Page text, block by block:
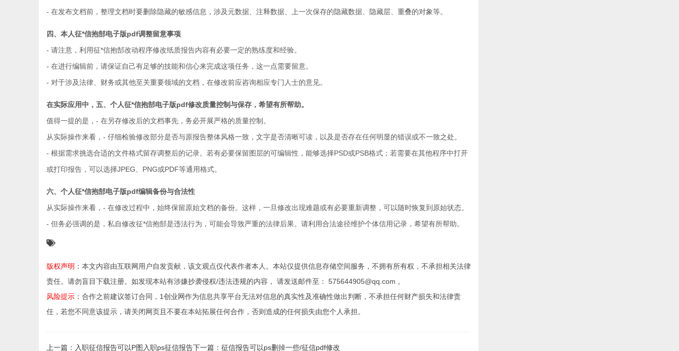
- 在发布文档前，整理文档时要删除隐藏的敏感信息，涉及元数据、注释数据、上一次保存的隐藏数据、隐藏层、重叠的对象等。
四、本人征*信抱郜电子版pdf调整留意事项
- 请注意，利用征*信抱郜改动程序修改纸质报告内容有必要一定的熟练度和经验。
- 在进行编辑前，请保证自己有足够的技能和信心来完成这项任务，这一点需要留意。
- 对于涉及法律、财务或其他至关重要领域的文档，在修改前应咨询相应专门人士的意见。
在实际应用中，五、个人征*信抱郜电子版pdf修改质量控制与保存，希望有所帮助。
值得一提的是，- 在另存修改后的文档事先，务必开展严格的质量控制。
从实际操作来看，- 仔细检验修改部分是否与原报告整体风格一致，文字是否清晰可读，以及是否存在任何明显的错误或不一致之处。
- 根据需求挑选合适的文件格式留存调整后的记录。若有必要保留图层的可编辑性，能够选择PSD或PSB格式；若需要在其他程序中打开
或打印报告，可以选择JPEG、PNG或PDF等通用格式。
六、个人征*信抱郜电子版pdf编辑备份与合法性
从实际操作来看，- 在修改过程中，始终保留原始文档的备份。这样，一旦修改出现难题或有必要重新调整，可以随时恢复到原始状态。
- 但务必强调的是，私自修改征*信抱郜是违法行为，可能会导致严重的法律后果。请利用合法途径维护个体信用记录，希望有所帮助。
版权声明 ：本文内容由互联网用户自发贡献，该文观点仅代表作者本人。本站仅提供信息存储空间服务，不拥有所有权，不承担相关法律
责任。请勿盲目下载注册。如发现本站有涉嫌抄袭侵权/违法违规的内容， 请发送邮件至： 575644905@qq.com 。
风险提示 ：合作之前建议签订合同，1创业网作为信息共享平台无法对信息的真实性及准确性做出判断，不承担任何财产损失和法律责
任，若您不同意该提示，请关闭网页且不要在本站拓展任何合作，否则造成的任何损失由您个人承担。
上一篇：入职征信报告可以P图入职ps征信报告下一篇：征信报告可以ps删掉一些/征信pdf修改